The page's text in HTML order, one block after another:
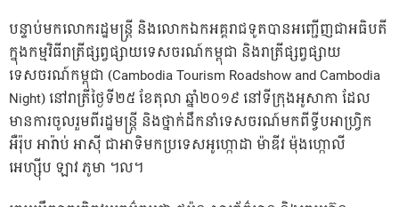
បន្ទាប់មកលោករដ្ឋមន្ត្រី និងលោកឯកអគ្គរាជទូតបានអញ្ជើញជាអធិបតី
ក្នុងកម្មវិធីរាត្រីផ្សព្វផ្សាយទេសចរណ៍កម្ពុជា និងរាត្រីផ្សព្វផ្សាយ
ទេសចរណ៍កម្ពុជា (Cambodia Tourism Roadshow and Cambodia
Night) នៅរាត្រីថ្ងៃទី២៥ ខែតុលា ឆ្នាំ២០១៩ នៅទីក្រុងអូសាកា ដែល
មានការចូលរួមពីរដ្ឋមន្ត្រី និងថ្នាក់ដឹកនាំទេសចរណ៍មកពីទ្វីបអាហ្វ្រិក
អឺរ៉ុប អារ៉ាប់ អាស៊ី ជាអាទិមកប្រទេសអូហ្កោដា ម៉ាឌីវ ម៉ុងហ្កោលី
អេហ្ស៊ីប ឡាវ ភូមា ។ល។